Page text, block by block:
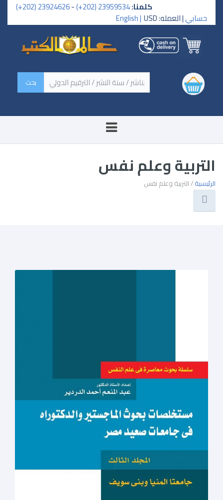
كلمنا:23959534 (202+)
-
23924626 (202+)
حسابي| العمله: USD English |
‏اسم الكتاب / اسم الناشر /
سنة النشر / الترقيم الدولي ‏
التربية وعلم نفس
الرئيسية/ التربية وعلم نفس
الصفحات